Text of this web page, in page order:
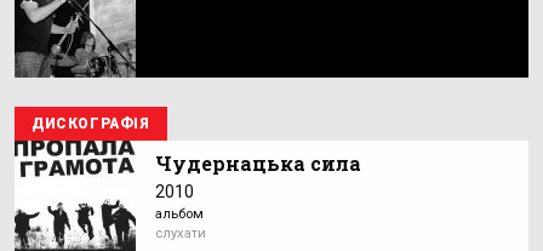
ДИСКОГРАФІЯ
Чудернацька сила
2010
альбом
слухати